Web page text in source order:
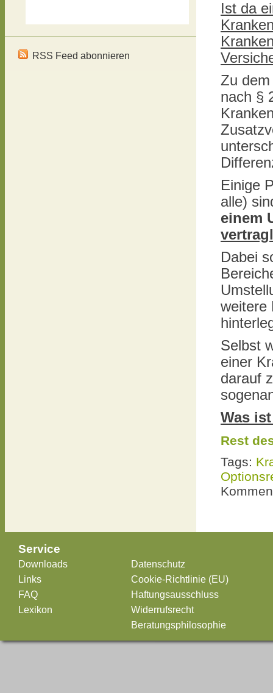
Ist da
Zu
nach §
Einige
alle)
einem
Dabei
weitere
Selbst
einer
darauf
Was
Rest
Tags:
Schösserhas
RSS Feed abonnieren
Service
Downloads
Links
FAQ
Lexikon
Datenschutz
Cookie-Richtlinie (EU)
Haftungsausschluss
Widerrufsrecht
Beratungsphilosophie